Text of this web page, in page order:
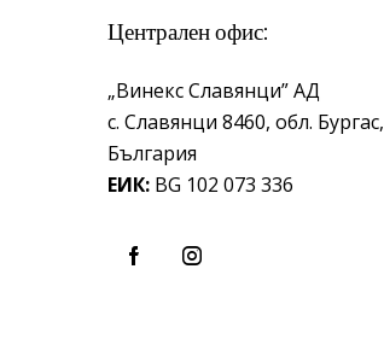
Централен офис:
„Винекс Славянци” АД
с.Славянци 8460,обл. Бургас,
България
ЕИК: BG 102 073 336